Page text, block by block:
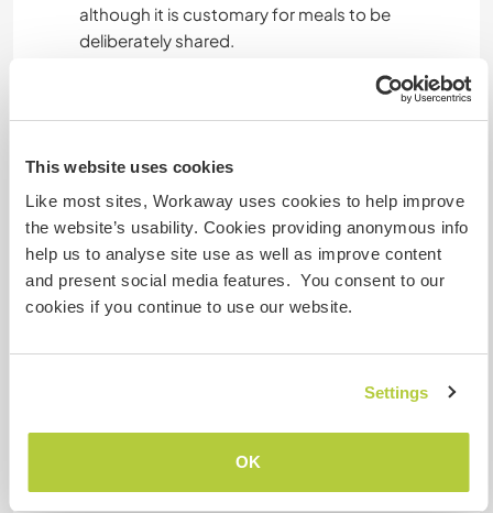
This website uses cookies
Like most sites, Workaway uses cookies to help improve
the website’s usability. Cookies providing anonymous info
help us to analyse site use as well as improve content
and present social media features. You consent to our
cookies if you continue to use our website.
Settings
OK
although it is customary for meals to be
deliberately shared.
Os voluntários dormem em barracas, tenho
preferível que o voluntário traga a sua própria
barraca e roupas de cama.
A cozinha e banheiro são grandes e são espaço
compartilhado, normalmente as refeições são
compartilhadas e são momentos de
confraternização.
A alimentação não está incluída. Cada voluntário
é responsável pela compra de seu próprio
refeições sejam compartilhadas